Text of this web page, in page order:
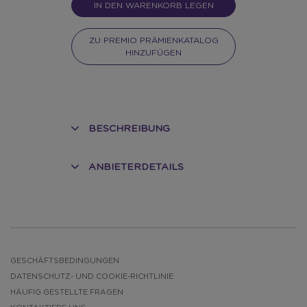
IN DEN WARENKORB LEGEN
ZU PREMIO PRÄMIENKATALOG
HINZUFÜGEN
BESCHREIBUNG
ANBIETERDETAILS
GESCHÄFTSBEDINGUNGEN
DATENSCHUTZ- UND COOKIE-RICHTLINIE
HÄUFIG GESTELLTE FRAGEN